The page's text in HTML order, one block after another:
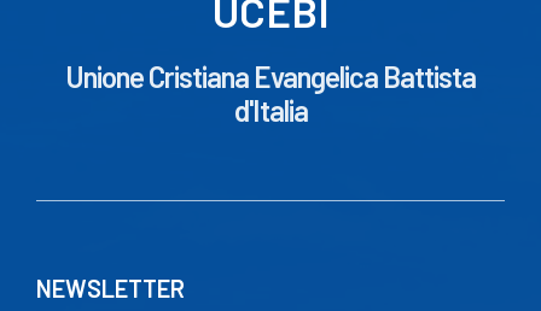
UCEBI
Unione Cristiana Evangelica Battista
d'Italia
NEWSLETTER